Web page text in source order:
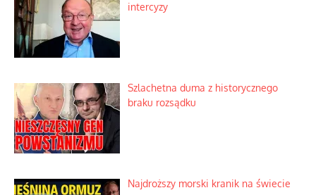
intercyzy
Szlachetna duma z historycznego
braku rozsądku
Najdroższy morski kranik na świecie